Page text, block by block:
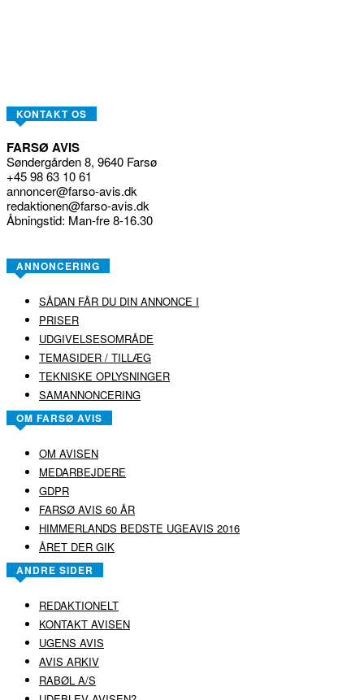
KONTAKT OS
FARSØ AVIS
Søndergården 8, 9640 Farsø
+45 98 63 10 61
annoncer@farso-avis.dk
redaktionen@farso-avis.dk
Åbningstid: Man-fre 8-16.30
ANNONCERING
SÅDAN FÅR DU DIN ANNONCE I
PRISER
UDGIVELSESOMRÅDE
TEMASIDER / TILLÆG
TEKNISKE OPLYSNINGER
SAMANNONCERING
OM FARSØ AVIS
OM AVISEN
MEDARBEJDERE
GDPR
FARSØ AVIS 60 ÅR
HIMMERLANDS BEDSTE UGEAVIS 2016
ÅRET DER GIK
ANDRE SIDER
REDAKTIONELT
KONTAKT AVISEN
UGENS AVIS
AVIS ARKIV
RABØL A/S